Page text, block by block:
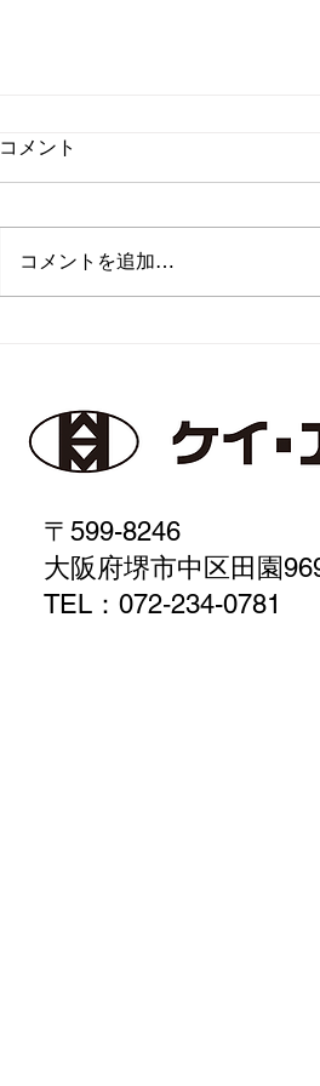
コメント
コメントを追加…
〒599-8246
大阪府堺市中区田園
TEL：072‐234-0781